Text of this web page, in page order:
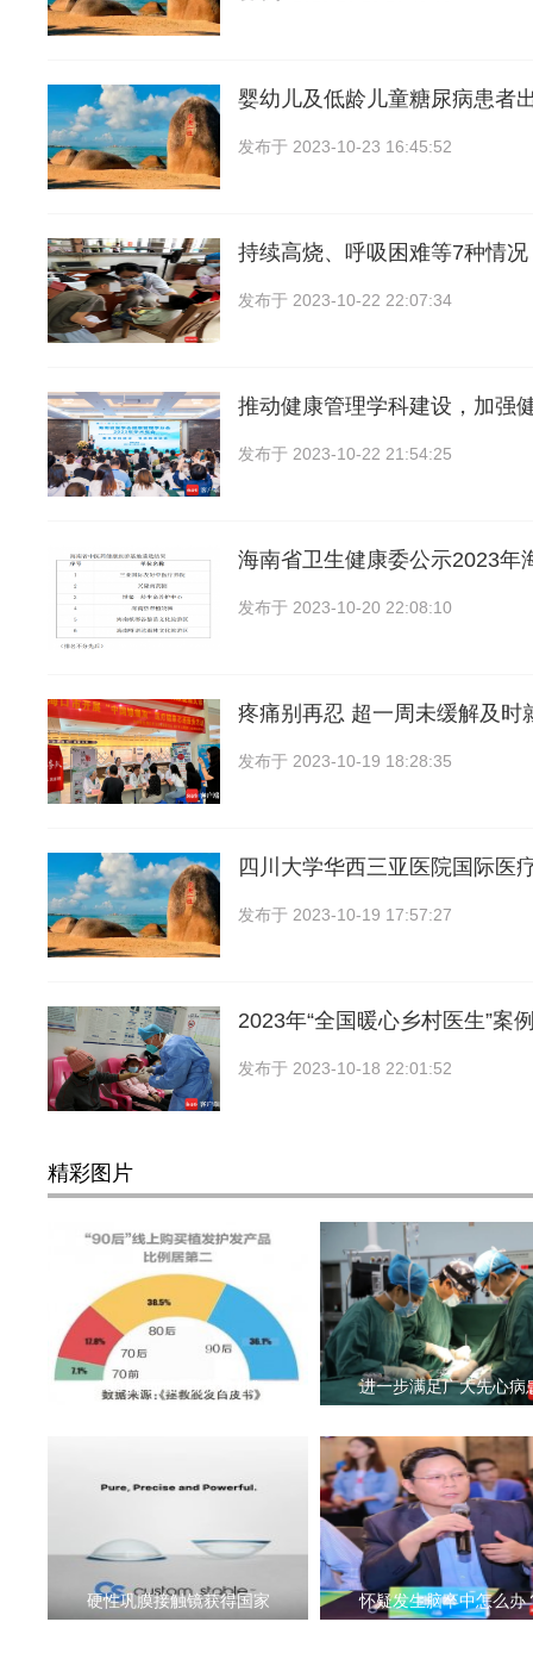
婴幼儿及低龄儿童糖尿病患者
发布于 2023-10-23 16:45:52
持续高烧、呼吸困难等7种情
发布于 2023-10-22 22:07:34
推动健康管理学科建设，加强
发布于 2023-10-22 21:54:25
海南省卫生健康委公示2023年
发布于 2023-10-20 22:08:10
疼痛别再忍 超一周未缓解及时
发布于 2023-10-19 18:28:35
四川大学华西三亚医院国际医
发布于 2023-10-19 17:57:27
2023年“全国暖心乡村医生”案
发布于 2023-10-18 22:01:52
精彩图片
“90后”面临“脱发危机” 进一步满足广大先心病
硬性巩膜接触镜获得国家 怀疑发生脑卒中怎么办